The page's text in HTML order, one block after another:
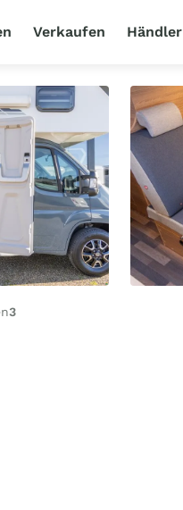
Verkaufen Händler
3